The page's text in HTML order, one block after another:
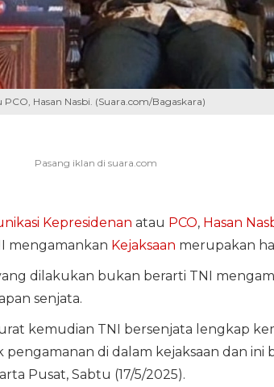
Hasan Nasbi. (Suara.com/Bagaskara)
Kepresidenan atau PCO, Hasan
mengamankan Kejaksaan merupakan
dilakukan bukan berarti TNI
senjata.
kemudian TNI bersenjata lengkap
di dalam kejaksaan dan ini
Pusat, Sabtu (17/5/2025).